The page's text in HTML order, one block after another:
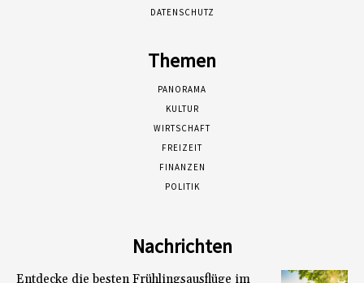
DATENSCHUTZ
Themen
PANORAMA
KULTUR
WIRTSCHAFT
FREIZEIT
FINANZEN
POLITIK
Nachrichten
Entdecke die besten Frühlingsausflüge im